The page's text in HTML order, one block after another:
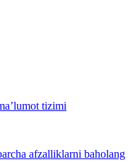
tizimi
afzalliklarni baholang